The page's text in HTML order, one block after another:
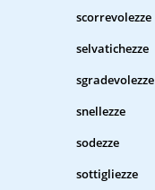
scorrevolezze
selvatichezze
sgradevolezze
snellezze
sodezze
sottigliezze